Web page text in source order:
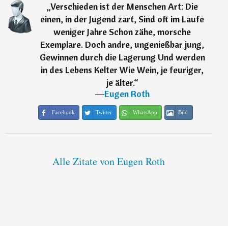
„Verschieden ist der Menschen Art: Die
einen, in der Jugend zart, Sind oft im Laufe
weniger Jahre Schon zähe, morsche
Exemplare. Doch andre, ungenießbar jung,
Gewinnen durch die Lagerung Und werden
in des Lebens Kelter Wie Wein, je feuriger,
je älter.“
―Eugen Roth
Facebook Twitter WhatsApp Bild
Alle Zitate von Eugen Roth